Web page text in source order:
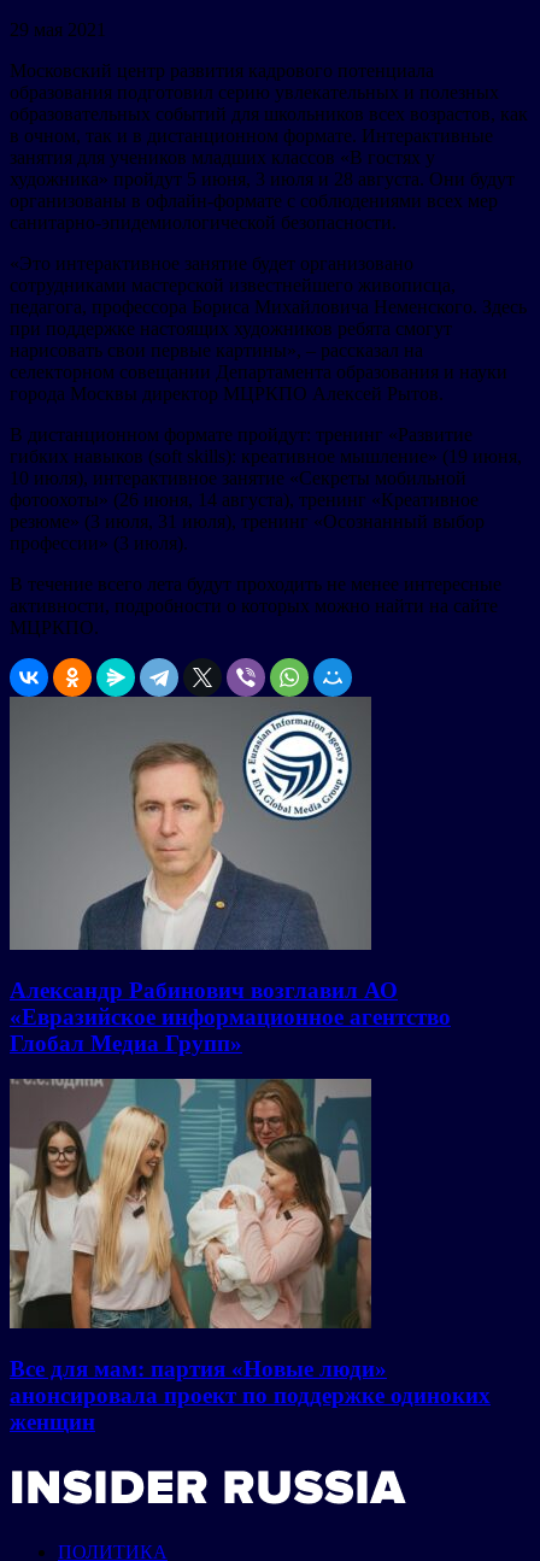
29 мая 2021
Московский центр развития кадрового потенциала
образования подготовил серию увлекательных и полезных
образовательных событий для школьников всех возрастов, как
в очном, так и в дистанционном формате. Интерактивные
занятия для учеников младших классов «В гостях у
художника» пройдут 5 июня, 3 июля и 28 августа. Они будут
организованы в офлайн-формате с соблюдениями всех мер
санитарно-эпидемиологической безопасности.
«Это интерактивное занятие будет организовано
сотрудниками мастерской известнейшего живописца,
педагога, профессора Бориса Михайловича Неменского. Здесь
при поддержке настоящих художников ребята смогут
нарисовать свои первые картины», – рассказал на
селекторном совещании Департамента образования и науки
города Москвы директор МЦРКПО Алексей Рытов.
В дистанционном формате пройдут: тренинг «Развитие
гибких навыков (soft skills): креативное мышление» (19 июня,
10 июля), интерактивное занятие «Секреты мобильной
фотоохоты» (26 июня, 14 августа), тренинг «Креативное
резюме» (3 июля, 31 июля), тренинг «Осознанный выбор
профессии» (3 июля).
В течение всего лета будут проходить не менее интересные
активности, подробности о которых можно найти на сайте
МЦРКПО.
Александр Рабинович возглавил АО
«Евразийское информационное агентство
Глобал Медиа Групп»
Все для мам: партия «Новые люди»
анонсировала проект по поддержке одиноких
женщин
ПОЛИТИКА